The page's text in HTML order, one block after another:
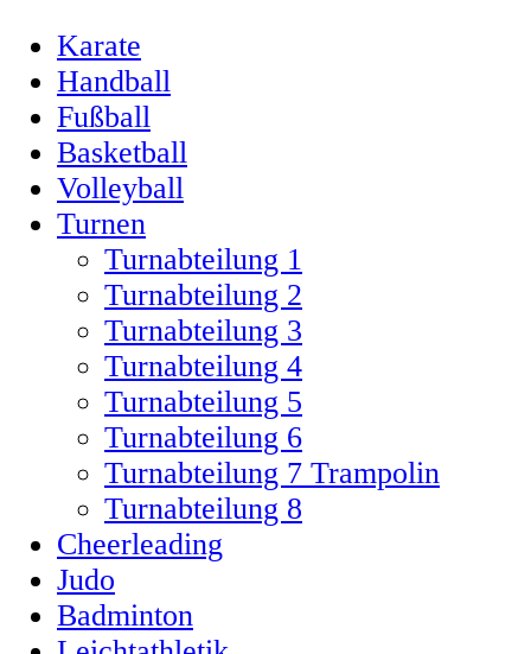
Karate
Handball
Fußball
Basketball
Volleyball
Turnen
Turnabteilung 1
Turnabteilung 2
Turnabteilung 3
Turnabteilung 4
Turnabteilung 5
Turnabteilung 6
Turnabteilung 7 Trampolin
Turnabteilung 8
Cheerleading
Judo
Badminton